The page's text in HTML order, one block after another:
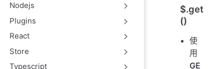
Nodejs
Plugins
React
Store
Typescript
$.get
()
使
用
GE